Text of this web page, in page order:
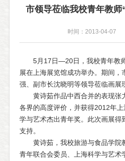
市领导莅临我校青年教师
时间：2013-04-07
5月17日—20日，我校青年教师
展在上海展览馆成功举办。期间，
强、副市长沈晓明等领导莅临画
黄诗茹作品中西合并的表现张
各界的高度评价，并获得2012年
学与艺术杰出青年奖。此次画展得
支持。
黄诗茹，我校旅游与食品学院
青年联合会委员、上海科学与艺术